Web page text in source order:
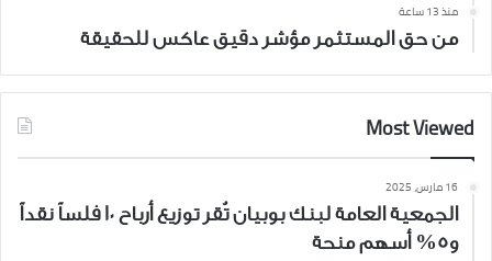
منذ 13 ساعة
من حق المستثمر مؤشر دقيق عاكس للحقيقة
Most Viewed
16 مارس، 2025
الجمعية العامة لبنك بوبيان تُقر توزيع أرباح 10 فلساً نقداً
و5% أسهم منحة